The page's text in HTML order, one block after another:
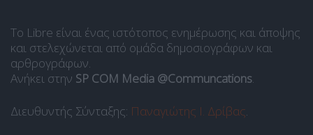
Το Libre είναι ένας ιστότοπος ενημέρωσης και άποψης
και στελεχώνεται από ομάδα δημοσιογράφων και
αρθρογράφων.
Ανήκει στην SP COM Media @Communcations.
Διευθυντής Σύνταξης: Παναγιώτης Ι. Δρίβας.